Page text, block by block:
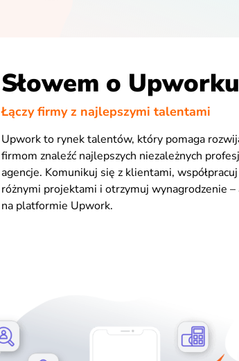
Słowem o Upworku
Łączy firmy z najlepszymi talentami
Upwork to rynek talentów, który pomaga
firmom znaleźć najlepszych niezależnych
agencje. Komunikuj się z klientami,
różnymi projektami i otrzymuj wynagrodzenie
na platformie Upwork.